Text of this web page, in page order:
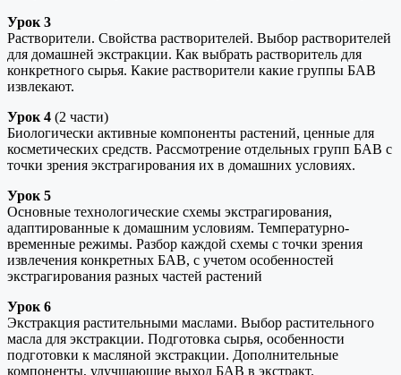
Урок 3
Растворители. Свойства растворителей. Выбор растворителей
для домашней экстракции. Как выбрать растворитель для
конкретного сырья. Какие растворители какие группы БАВ
извлекают.
Урок 4 (2 части)
Биологически активные компоненты растений, ценные для
косметических средств. Рассмотрение отдельных групп БАВ с
точки зрения экстрагирования их в домашних условиях.
Урок 5
Основные технологические схемы экстрагирования,
адаптированные к домашним условиям. Температурно-
временные режимы. Разбор каждой схемы с точки зрения
извлечения конкретных БАВ, с учетом особенностей
экстрагирования разных частей растений
Урок 6
Экстракция растительными маслами. Выбор растительного
масла для экстракции. Подготовка сырья, особенности
подготовки к масляной экстракции. Дополнительные
компоненты, улучшающие выход БАВ в экстракт.